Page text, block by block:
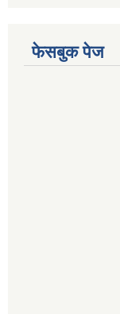
फेसबुक पेज